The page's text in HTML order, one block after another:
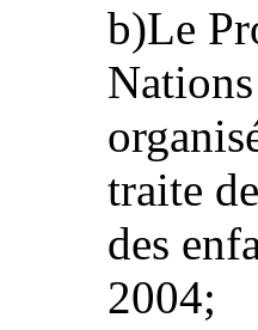
b)Le
traite
des
2004;